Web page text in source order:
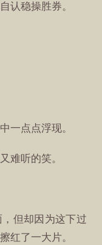
认稳操胜券。
一点点浮现。
难听的笑。
但却因为这下过
红了一大片。